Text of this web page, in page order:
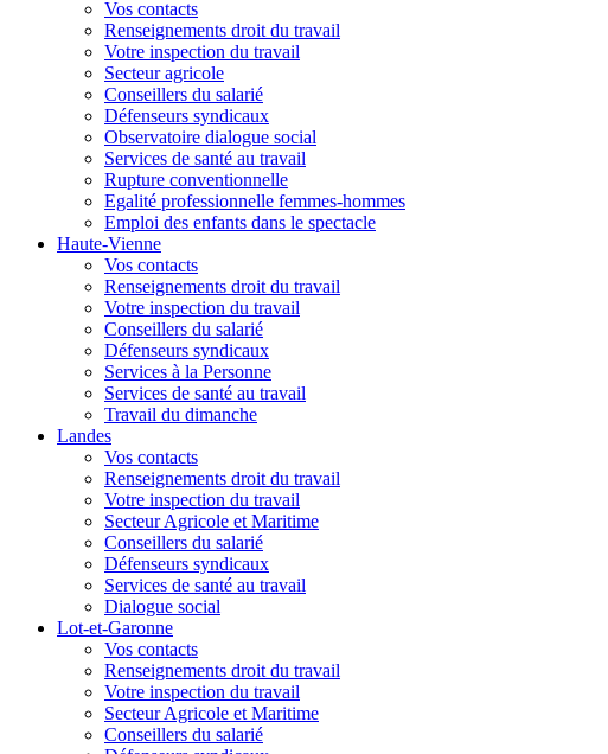
Vos contacts
Renseignements droit du travail
Votre inspection du travail
Secteur agricole
Conseillers du salarié
Défenseurs syndicaux
Observatoire dialogue social
Services de santé au travail
Rupture conventionnelle
Egalité professionnelle femmes-hommes
Emploi des enfants dans le spectacle
Haute-Vienne
Vos contacts
Renseignements droit du travail
Votre inspection du travail
Conseillers du salarié
Défenseurs syndicaux
Services à la Personne
Services de santé au travail
Travail du dimanche
Landes
Vos contacts
Renseignements droit du travail
Votre inspection du travail
Secteur Agricole et Maritime
Conseillers du salarié
Défenseurs syndicaux
Services de santé au travail
Dialogue social
Lot-et-Garonne
Vos contacts
Renseignements droit du travail
Votre inspection du travail
Secteur Agricole et Maritime
Conseillers du salarié